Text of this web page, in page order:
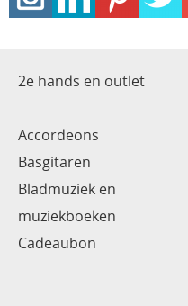
2e hands en outlet
Accordeons
Basgitaren
Bladmuziek en
muziekboeken
Cadeaubon